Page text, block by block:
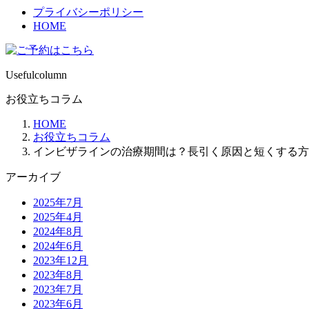
プライバシーポリシー
HOME
Usefulcolumn
お役立ちコラム
HOME
お役立ちコラム
インビザラインの治療期間は？長引く原因と短くする
アーカイブ
2025年7月
2025年4月
2024年8月
2024年6月
2023年12月
2023年8月
2023年7月
2023年6月